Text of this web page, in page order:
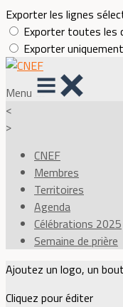
Exporter les lignes
Exporter toutes les
Exporter
Menu
<
>
CNEF
Membres
Territoires
Agenda
Célébrations 2025
Semaine de prière
Ajoutez un logo, un
Cliquez pour éditer